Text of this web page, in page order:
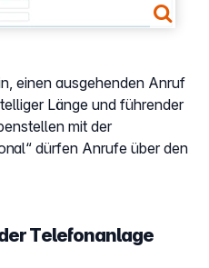
einen ausgehenden Anruf
Länge und führender
mit der
dürfen Anrufe über den
Telefonanlage